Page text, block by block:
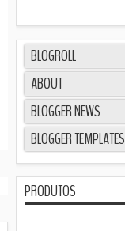
BLOGROLL
ABOUT
BLOGGER NEWS
BLOGGER TEMPLATES
PRODUTOS